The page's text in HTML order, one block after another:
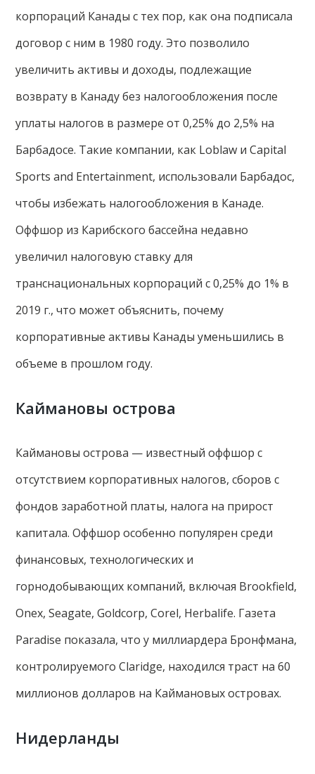
корпораций Канады с тех пор, как она подписала
договор с ним в 1980 году. Это позволило
увеличить активы и доходы, подлежащие
возврату в Канаду без налогообложения после
уплаты налогов в размере от 0,25% до 2,5% на
Барбадосе. Такие компании, как Loblaw и Capital
Sports and Entertainment, использовали Барбадос,
чтобы избежать налогообложения в Канаде.
Оффшор из Карибского бассейна недавно
увеличил налоговую ставку для
транснациональных корпораций с 0,25% до 1% в
2019 г., что может объяснить, почему
корпоративные активы Канады уменьшились в
объеме в прошлом году.
Каймановы острова
Каймановы острова — известный оффшор с
отсутствием корпоративных налогов, сборов с
фондов заработной платы, налога на прирост
капитала. Оффшор особенно популярен среди
финансовых, технологических и
горнодобывающих компаний, включая Brookfield,
Onex, Seagate, Goldcorp, Corel, Herbalife. Газета
Paradise показала, что у миллиардера Бронфмана,
контролируемого Claridge, находился траст на 60
миллионов долларов на Каймановых островах.
Нидерланды